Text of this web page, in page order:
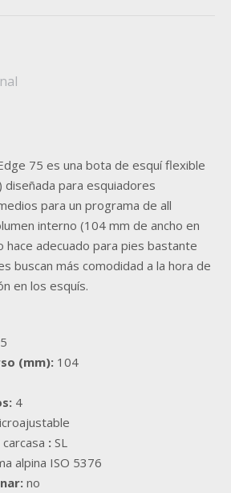
75 es una bota de esquí flexible
diseñada para esquiadores
para un programa de all
interno (104 mm de ancho en
hace adecuado para pies bastante
buscan más comodidad a la hora de
en los esquís.
(mm): 104
4
carcasa : SL
alpina ISO 5376
no